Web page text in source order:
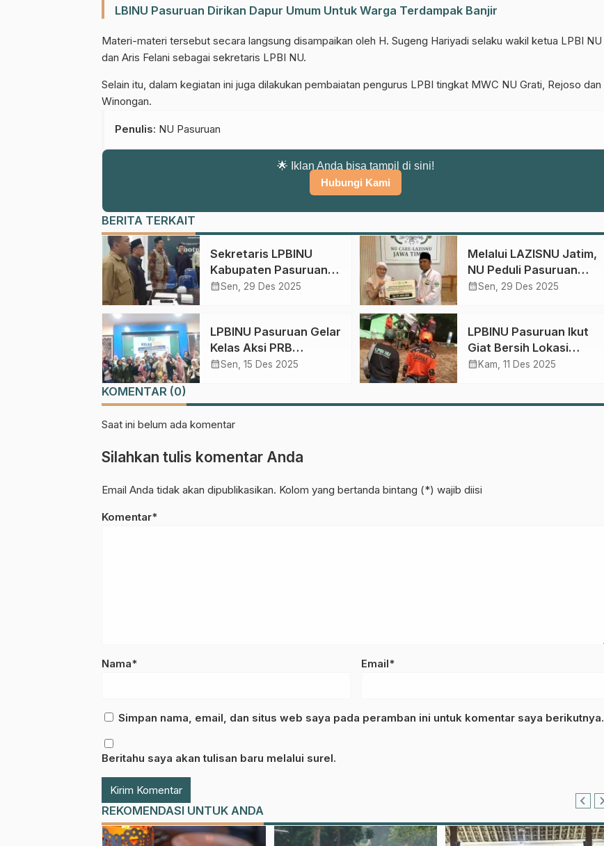
Gabung Channel WhatsApp NU Pasuruan
Dapatkan info kegiatan, kajian, dan berita terbaru langsung dari sumber resmi NU Pasuruan.
LBINU Pasuruan Dirikan Dapur Umum Untuk Warga Terdampak Banjir
Materi-materi tersebut secara langsung disampaikan oleh H. Sugeng Hariyadi selaku wakil ketua LPBI NU
dan Aris Felani sebagai sekretaris LPBI NU.
Selain itu, dalam kegiatan ini juga dilakukan pembaiatan pengurus LPBI tingkat MWC NU Grati, Rejoso dan
Winongan.
Penulis: NU Pasuruan
🌟 Iklan Anda bisa tampil di sini!
Hubungi Kami
BERITA TERKAIT
Sekretaris LPBINU
Kabupaten Pasuruan
Terpilih sebagai Ketua
calendar_monthSen, 29 Des 2025
Melalui LAZISNU Jatim,
NU Peduli Pasuruan
Salurkan Bantuan 81
Aceh
calendar_monthSen, 29 Des 2025
LPBINU Pasuruan Gelar
Kelas Aksi PRB
Bersama Mahasiswa
calendar_monthSen, 15 Des 2025
LPBINU Pasuruan Ikut
Giat Bersih Lokasi
Longsor di Tlogosari
calendar_month Kam, 11 Des 2025
KOMENTAR (0)
Saat ini belum ada komentar
Silahkan tulis komentar Anda
Email Anda tidak akan dipublikasikan. Kolom yang bertanda bintang (*) wajib diisi
Komentar*
Nama* Email*
Simpan nama, email, dan situs web saya pada peramban ini untuk komentar saya berikutnya.
Beritahu saya akan tulisan baru melalui surel.
REKOMENDASI UNTUK ANDA